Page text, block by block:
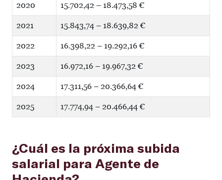
2020 15.702,42 – 18.473,58 €
2021 15.843,74 – 18.639,82 €
2022 16.398,22 – 19.292,16 €
2023 16.972,16 – 19.967,32 €
2024 17.311,56 – 20.366,64 €
2025 17.774,94 – 20.466,44 €
¿Cuál es la próxima subida
salarial para Agente de